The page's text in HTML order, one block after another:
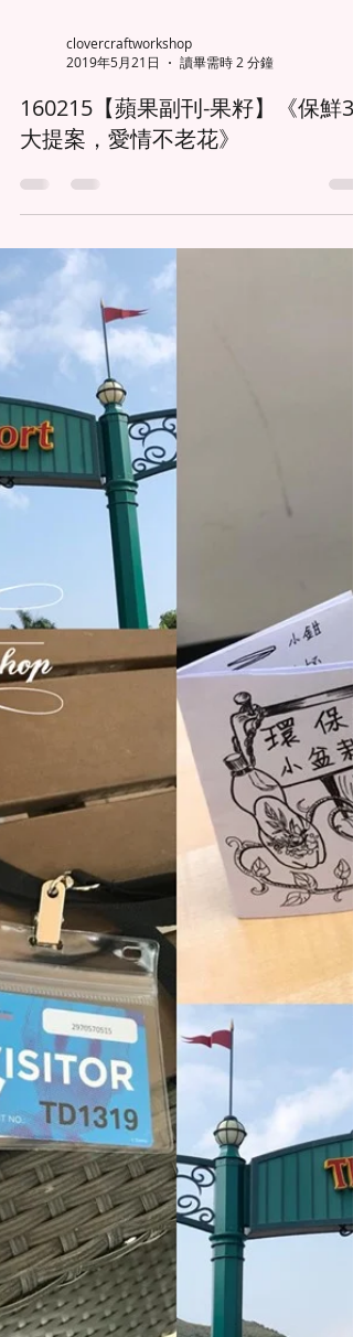
clovercraftworkshop
2019年5月21日
讀畢需時 2 分鐘
大提案，愛情不老花》